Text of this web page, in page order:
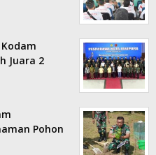
Juara 2
Pohon